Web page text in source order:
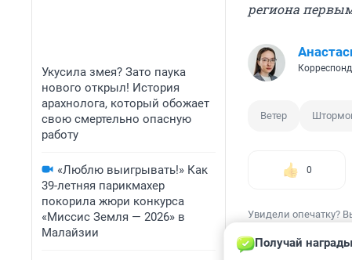
Укусила змея? Зато паука
нового открыл! История
арахнолога, который обожает
свою смертельно опасную
работу
«Люблю выигрывать!» Как
39-летняя парикмахер
покорила жюри конкурса
«Миссис Земля — 2026» в
Малайзии
региона
Ветер
0
Увидели опечатку?
Получай